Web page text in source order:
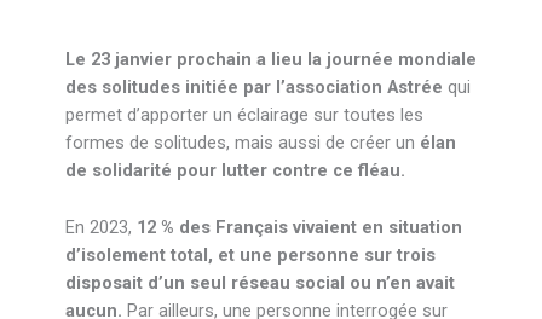
Le 23 janvier prochain a lieu la journée mondiale
des solitudes initiée par l’association Astrée qui
permet d’apporter un éclairage sur toutes les
formes de solitudes, mais aussi de créer un élan
de solidarité pour lutter contre ce fléau.
En 2023, 12 % des Français vivaient en situation
d’isolement total, et une personne sur trois
disposait d’un seul réseau social ou n’en avait
aucun. Par ailleurs, une personne interrogée sur